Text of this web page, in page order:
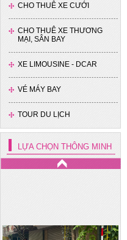
CHO THUÊ XE CƯỚI
CHO THUÊ XE THƯƠNG
MẠI, SÂN BAY
XE LIMOUSINE - DCAR
VÉ MÁY BAY
TOUR DU LỊCH
LỰA CHỌN THÔNG MINH
Xe 35 chỗ - Thaco
Xe 16 chỗ - Hyundai Solati